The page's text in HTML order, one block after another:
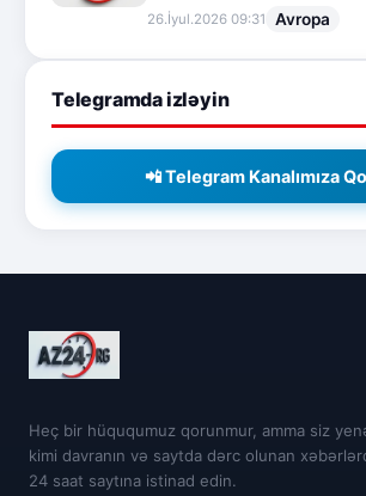
26.İyul.2026 09:31 Avropa
Telegramda izləyin
📲 Telegram Kanalımıza
Heç bir hüququmuz qorunmur, amma siz
kimi davranın və saytda dərc olunan
24 saat saytına istinad edin.